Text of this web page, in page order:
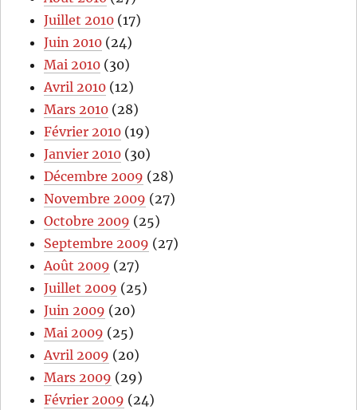
Juillet 2010 (17)
Juin 2010 (24)
Mai 2010 (30)
Avril 2010 (12)
Mars 2010 (28)
Février 2010 (19)
Janvier 2010 (30)
Décembre 2009 (28)
Novembre 2009 (27)
Octobre 2009 (25)
Septembre 2009 (27)
Août 2009 (27)
Juillet 2009 (25)
Juin 2009 (20)
Mai 2009 (25)
Avril 2009 (20)
Mars 2009 (29)
Février 2009 (24)